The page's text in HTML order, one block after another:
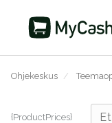
Ohjekeskus /
{ProductPrices}